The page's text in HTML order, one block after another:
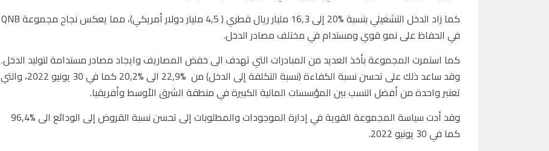
كما زاد الدخل التشغيلي بنسبة %20 إلى 16,3 مليار ريال قطري ( 4,5 مليار دولار أمريكي)، مما يعكس نجاح مجموعة QNB
في الحفاظ على نمو قوي ومستدام في مختلف مصادر الدخل.
كما استمرت المجموعة بأخذ العديد من المبادرات التي تهدف الى خفض المصاريف وايجاد مصادر مستدامة لتوليد الدخل.
وقد ساعد ذلك على تحسن نسبة الكفاءة (نسبة التكلفة إلى الدخل) من %22,9 الى %20,2 كما في 30 يونيو 2022، والتي
تعتبر واحدة من أفضل النسب بين المؤسسات المالية الكبيرة في منطقة الشرق الأوسط وأفريقيا.
وقد أدت سياسة المجموعة القوية في إدارة الموجودات والمطلوبات إلى تحسن نسبة القروض إلى الودائع الى %96,4
كما في 30 يونيو 2022.